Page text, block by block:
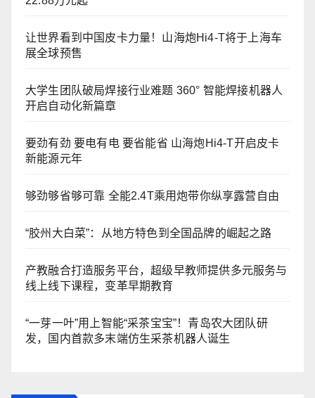
让世界看到中国皮卡力量！山海炮Hi4-T将于上海车
展全球预售
大学生团队破局焊接行业难题 360° 智能焊接机器人
开启自动化新篇章
要劲有劲 要电有电 要省能省 山海炮Hi4-T开启皮卡
新能源元年
够劲够省够可靠 全能2.4T乘用炮带你纵享露营自由
“胶州大白菜”：从地方特色到全国品牌的崛起之路
产教融合打造服务平台，超级早教师提供多元服务与
线上线下课程，变革早期教育
“一芽一叶”用上智能“采茶宝宝”！青岛农大团队研
发，国内首款多末端仿生采茶机器人诞生